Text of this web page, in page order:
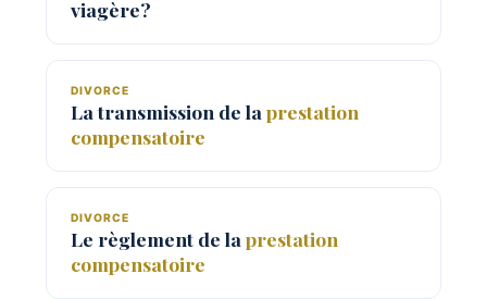
viagère?
DIVORCE
La transmission de la prestation
compensatoire
DIVORCE
Le règlement de la prestation
compensatoire